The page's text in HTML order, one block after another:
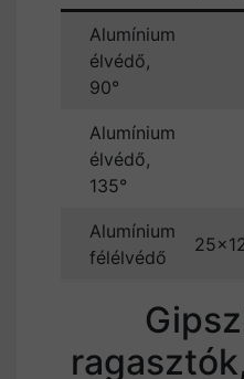
Alumínium
élvédő,
90°
Alumínium
élvédő,
135°
Alumínium
félélvédő